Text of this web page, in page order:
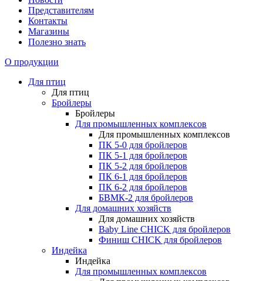
Представителям
Контакты
Магазины
Полезно знать
О продукции
Для птиц
Для птиц
Бройлеры
Бройлеры
Для промышленных комплексов
Для промышленных комплексов
ПК 5-0 для бройлеров
ПК 5-1 для бройлеров
ПК 5-2 для бройлеров
ПК 6-1 для бройлеров
ПК 6-2 для бройлеров
БВМК-2 для бройлеров
Для домашних хозяйств
Для домашних хозяйств
Baby Line CHICK для бройлеров
Финиш CHICK для бройлеров
Индейка
Индейка
Для промышленных комплексов